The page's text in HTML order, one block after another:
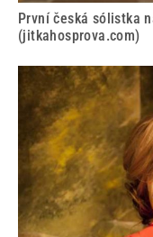
První česká sólistka
(jitkahosprova.com)